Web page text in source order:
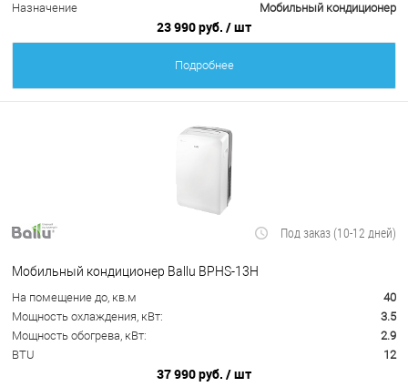
Назначение
Мобильный кондиционер
23 990 руб. / шт
Подробнее
Под заказ (10-12 дней)
Мобильный кондиционер Ballu BPHS-13H
На помещение до, кв.м
40
Мощность охлаждения, кВт:
3.5
Мощность обогрева, кВт:
2.9
BTU
12
37 990 руб. / шт